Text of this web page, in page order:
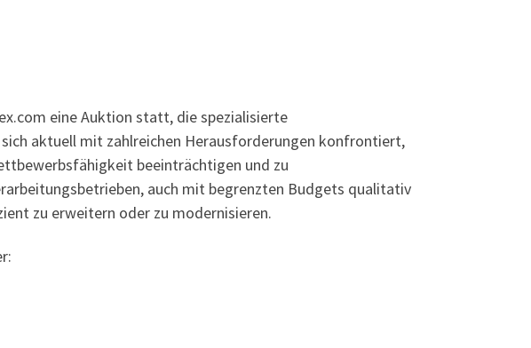
eine Auktion statt, die spezialisierte
aktuell mit zahlreichen Herausforderungen konfrontiert,
beeinträchtigen und zu
auch mit begrenzten Budgets qualitativ
zu erweitern oder zu modernisieren.